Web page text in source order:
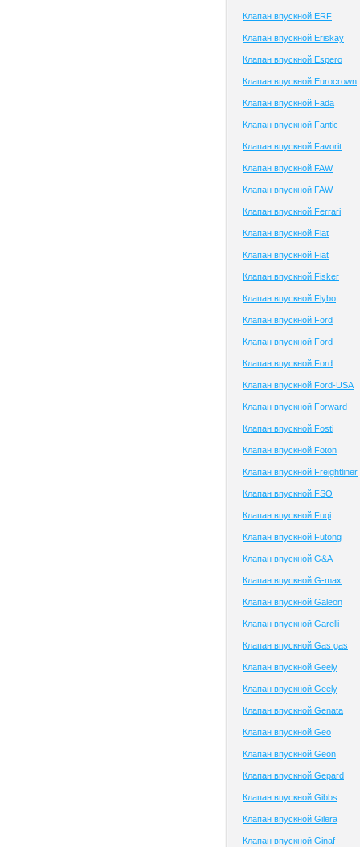
Клапан впускной ERF
Клапан впускной Eriskay
Клапан впускной Espero
Клапан впускной Eurocrown
Клапан впускной Fada
Клапан впускной Fantic
Клапан впускной Favorit
Клапан впускной FAW
Клапан впускной FAW
Клапан впускной Ferrari
Клапан впускной Fiat
Клапан впускной Fiat
Клапан впускной Fisker
Клапан впускной Flybo
Клапан впускной Ford
Клапан впускной Ford
Клапан впускной Ford
Клапан впускной Ford-USA
Клапан впускной Forward
Клапан впускной Fosti
Клапан впускной Foton
Клапан впускной Freightliner
Клапан впускной FSO
Клапан впускной Fuqi
Клапан впускной Futong
Клапан впускной G&A
Клапан впускной G-max
Клапан впускной Galeon
Клапан впускной Garelli
Клапан впускной Gas gas
Клапан впускной Geely
Клапан впускной Geely
Клапан впускной Genata
Клапан впускной Geo
Клапан впускной Geon
Клапан впускной Gepard
Клапан впускной Gibbs
Клапан впускной Gilera
Клапан впускной Ginaf